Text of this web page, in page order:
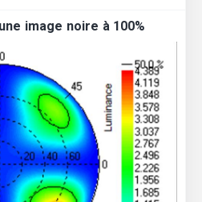
image noire à 100%